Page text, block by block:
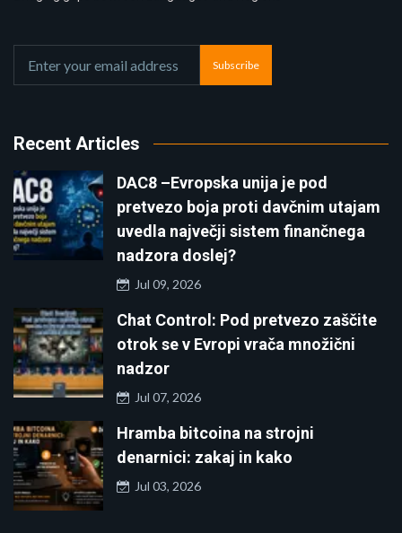
Subscribe
Recent Articles
DAC8 –Evropska unija je pod
pretvezo boja proti davčnim utajam
uvedla največji sistem finančnega
nadzora doslej?
Jul 09, 2026
Chat Control: Pod pretvezo zaščite
otrok se v Evropi vrača množični
nadzor
Jul 07, 2026
Hramba bitcoina na strojni
denarnici: zakaj in kako
Jul 03, 2026